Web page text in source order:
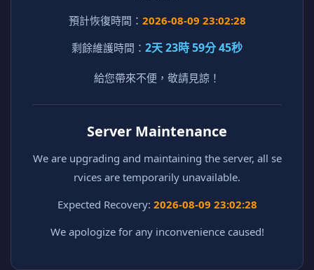
預計恢復時間： 2026-08-09 23:02:28
剩餘維護時間： 2天 23時 59分 45秒
給您帶來不便，敬請見諒！
Server Maintenance
We are upgrading and maintaining the server, all se
rvices are temporarily unavailable.
Expected Recovery: 2026-08-09 23:02:28
We apologize for any inconvenience caused!